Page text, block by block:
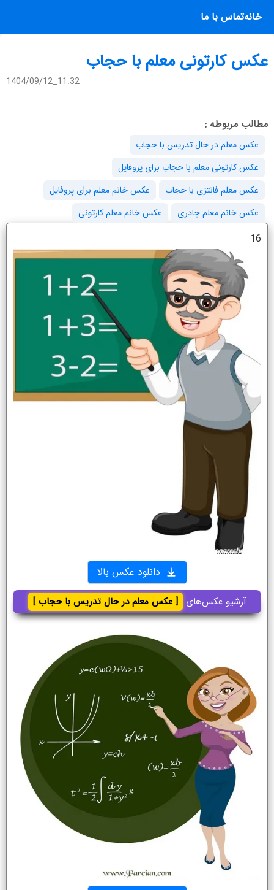
خانهتماس با ما
عکس کارتونی معلم با حجاب
1404/09/12_11:32
مطالب مربوطه :
عکس معلم در حال تدریس با حجاب
عکس کارتونی معلم با حجاب برای پروفایل
عکس معلم فانتزی با حجاب
عکس خانم معلم برای پروفایل
عکس خانم معلم چادری
عکس خانم معلم کارتونی
16
دانلود عکس بالا
آرشیو عکس‌های [ عکس معلم در حال تدریس با حجاب ]